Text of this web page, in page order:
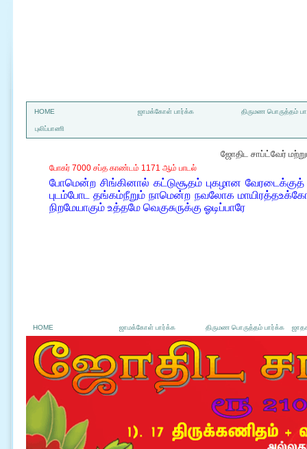
HOME ஜாமக்கோள் பார்க்க திருமண பொருத்தம்
புலிப்பாணி
ஜோதிட சாப்ட்வேர்
போகர் 7000 சப்த காண்டம் 1171 ஆம் பாடல்
போமென்ற சிங்கினால் கட்டுசூதம் புகழான
புடம்போட தங்கம்நீறும் நாமென்ற நவலோக
நிறமேயாகும் உத்தமே வெகுசுருக்கு ஓடிப்பாரே
HOME ஜாமக்கோள் பார்க்க திருமண பொருத்தம் பார்க்க